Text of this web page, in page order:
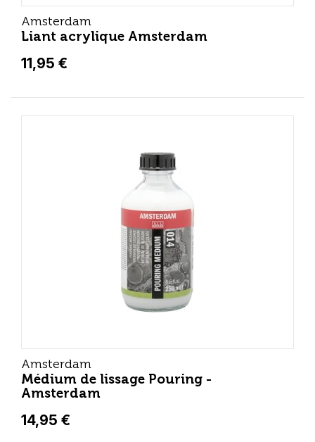
Amsterdam
Liant acrylique Amsterdam
11,95 €
Amsterdam
Médium de lissage Pouring -
Amsterdam
14,95 €